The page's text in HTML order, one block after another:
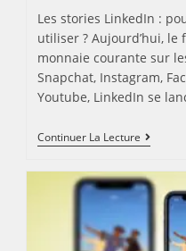
Les stories LinkedIn :
utiliser ? Aujourd’hui,
monnaie courante sur
Snapchat, Instagram,
Youtube, LinkedIn se
Continuer La Lecture
ET
UTILISER
LES
?